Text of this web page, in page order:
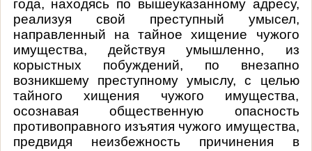
года, находясь по вышеуказанному адресу,
реализуя свой преступный умысел,
направленный на тайное хищение чужого
имущества, действуя умышленно, из
корыстных побуждений, по внезапно
возникшему преступному умыслу, с целью
тайного хищения чужого имущества,
осознавая общественную опасность
противоправного изъятия чужого имущества,
предвидя неизбежность причинения в